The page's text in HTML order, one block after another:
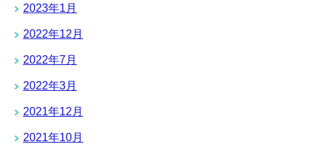
2023年1月
2022年12月
2022年7月
2022年3月
2021年12月
2021年10月